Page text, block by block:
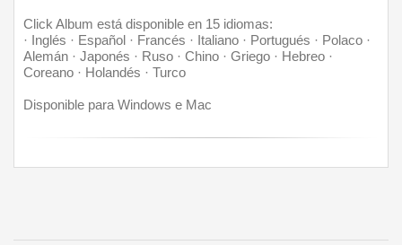
Click Album está disponible en 15 idiomas:
· Inglés · Español · Francés · Italiano · Portugués · Polaco ·
Alemán · Japonés · Ruso · Chino · Griego · Hebreo ·
Coreano · Holandés · Turco
Disponible para Windows e Mac